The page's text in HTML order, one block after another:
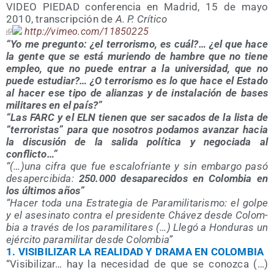
VIDEO PIEDAD con­fe­ren­cia en Madrid, 15 de mayo
2010, trans­crip­ción deA. P. Crítico
http://​vimeo​.com/​1​1​8​5​0​225
“Yo me pre­gun­to: ¿el terro­ris­mo, es cuál?… ¿el que hace
la gen­te que se está murien­do de ham­bre que no tie­ne
empleo, que no pue­de entrar a la uni­ver­si­dad, que no
pue­de estu­diar?… ¿O terro­ris­mo es lo que hace el Esta­do
al hacer ese tipo de alian­zas y de ins­ta­la­ción de bases
mili­ta­res en el país?”
“Las FARC y el ELN tie­nen que ser saca­dos de la lis­ta de
“terro­ris­tas” para que noso­tros poda­mos avan­zar hacia
la dis­cu­sión de la sali­da polí­ti­ca y nego­cia­da al
conflicto…”
“(…)una cifra que fue esca­lo­frian­te y sin embar­go pasó
des­aper­ci­bi­da: 250.000 des­apa­re­ci­dos en Colom­bia en
los últi­mos años”
“Hacer toda una Estra­te­gia de Para­mi­li­ta­ris­mo: el gol­pe
y el ase­si­na­to con­tra el pre­si­den­te Chá­vez des­de Colom­
bia a tra­vés de los para­mi­li­ta­res (…) Lle­gó a Hon­du­ras un
ejér­ci­to para­mi­li­tar des­de Colombia”
1. VISIBILIZAR LA REALIDAD Y DRAMA EN COLOMBIA
“Visi­bi­li­zar… hay la nece­si­dad de que se conoz­ca (…)